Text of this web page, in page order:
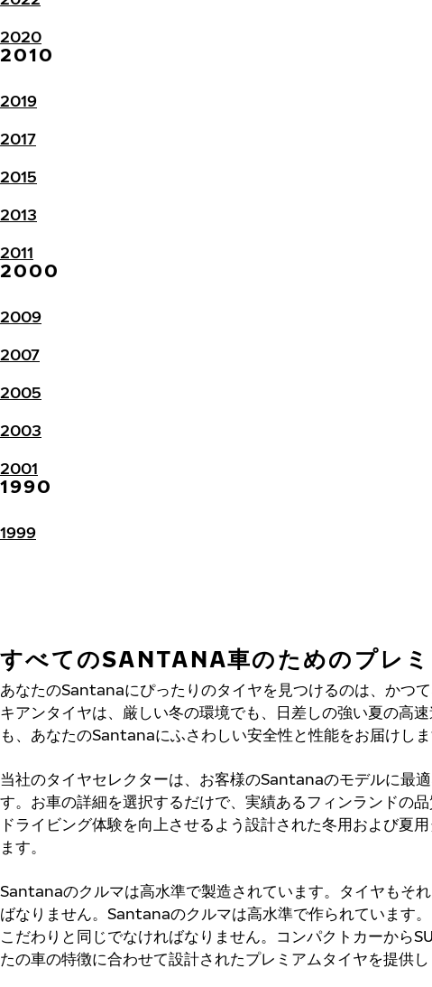
2020
2010
2019
2017
2015
2013
2011
2000
2009
2007
2005
2003
2001
1990
1999
すべてのSANTANA車のためのプレ
あなたのSantanaにぴったりのタイヤを見つけるのは、かつ
キアンタイヤは、厳しい冬の環境でも、日差しの強い夏の高
も、あなたのSantanaにふさわしい安全性と性能をお届けしま
当社のタイヤセレクターは、お客様のSantanaのモデルに最
す。お車の詳細を選択するだけで、実績あるフィンランドの品
ドライビング体験を向上させるよう設計された冬用および夏
ます。
Santanaのクルマは高水準で製造されています。タイヤもそ
ばなりません。Santanaのクルマは高水準で作られています
こだわりと同じでなければなりません。コンパクトカーから
たの車の特徴に合わせて設計されたプレミアムタイヤを提供し